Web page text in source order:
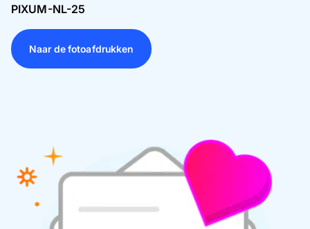
PIXUM-NL-25
Naar de fotoafdrukken